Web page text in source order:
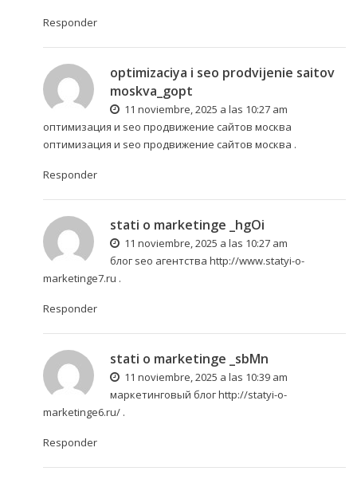
Responder
optimizaciya i seo prodvijenie saitov
moskva_gopt
11 noviembre, 2025 a las 10:27 am
оптимизация и seo продвижение сайтов москва
оптимизация и seo продвижение сайтов москва .
Responder
stati o marketinge _hgOi
11 noviembre, 2025 a las 10:27 am
блог seo агентства http://www.statyi-o-
marketinge7.ru .
Responder
stati o marketinge _sbMn
11 noviembre, 2025 a las 10:39 am
маркетинговый блогhttp://statyi-o-
marketinge6.ru/.
Responder